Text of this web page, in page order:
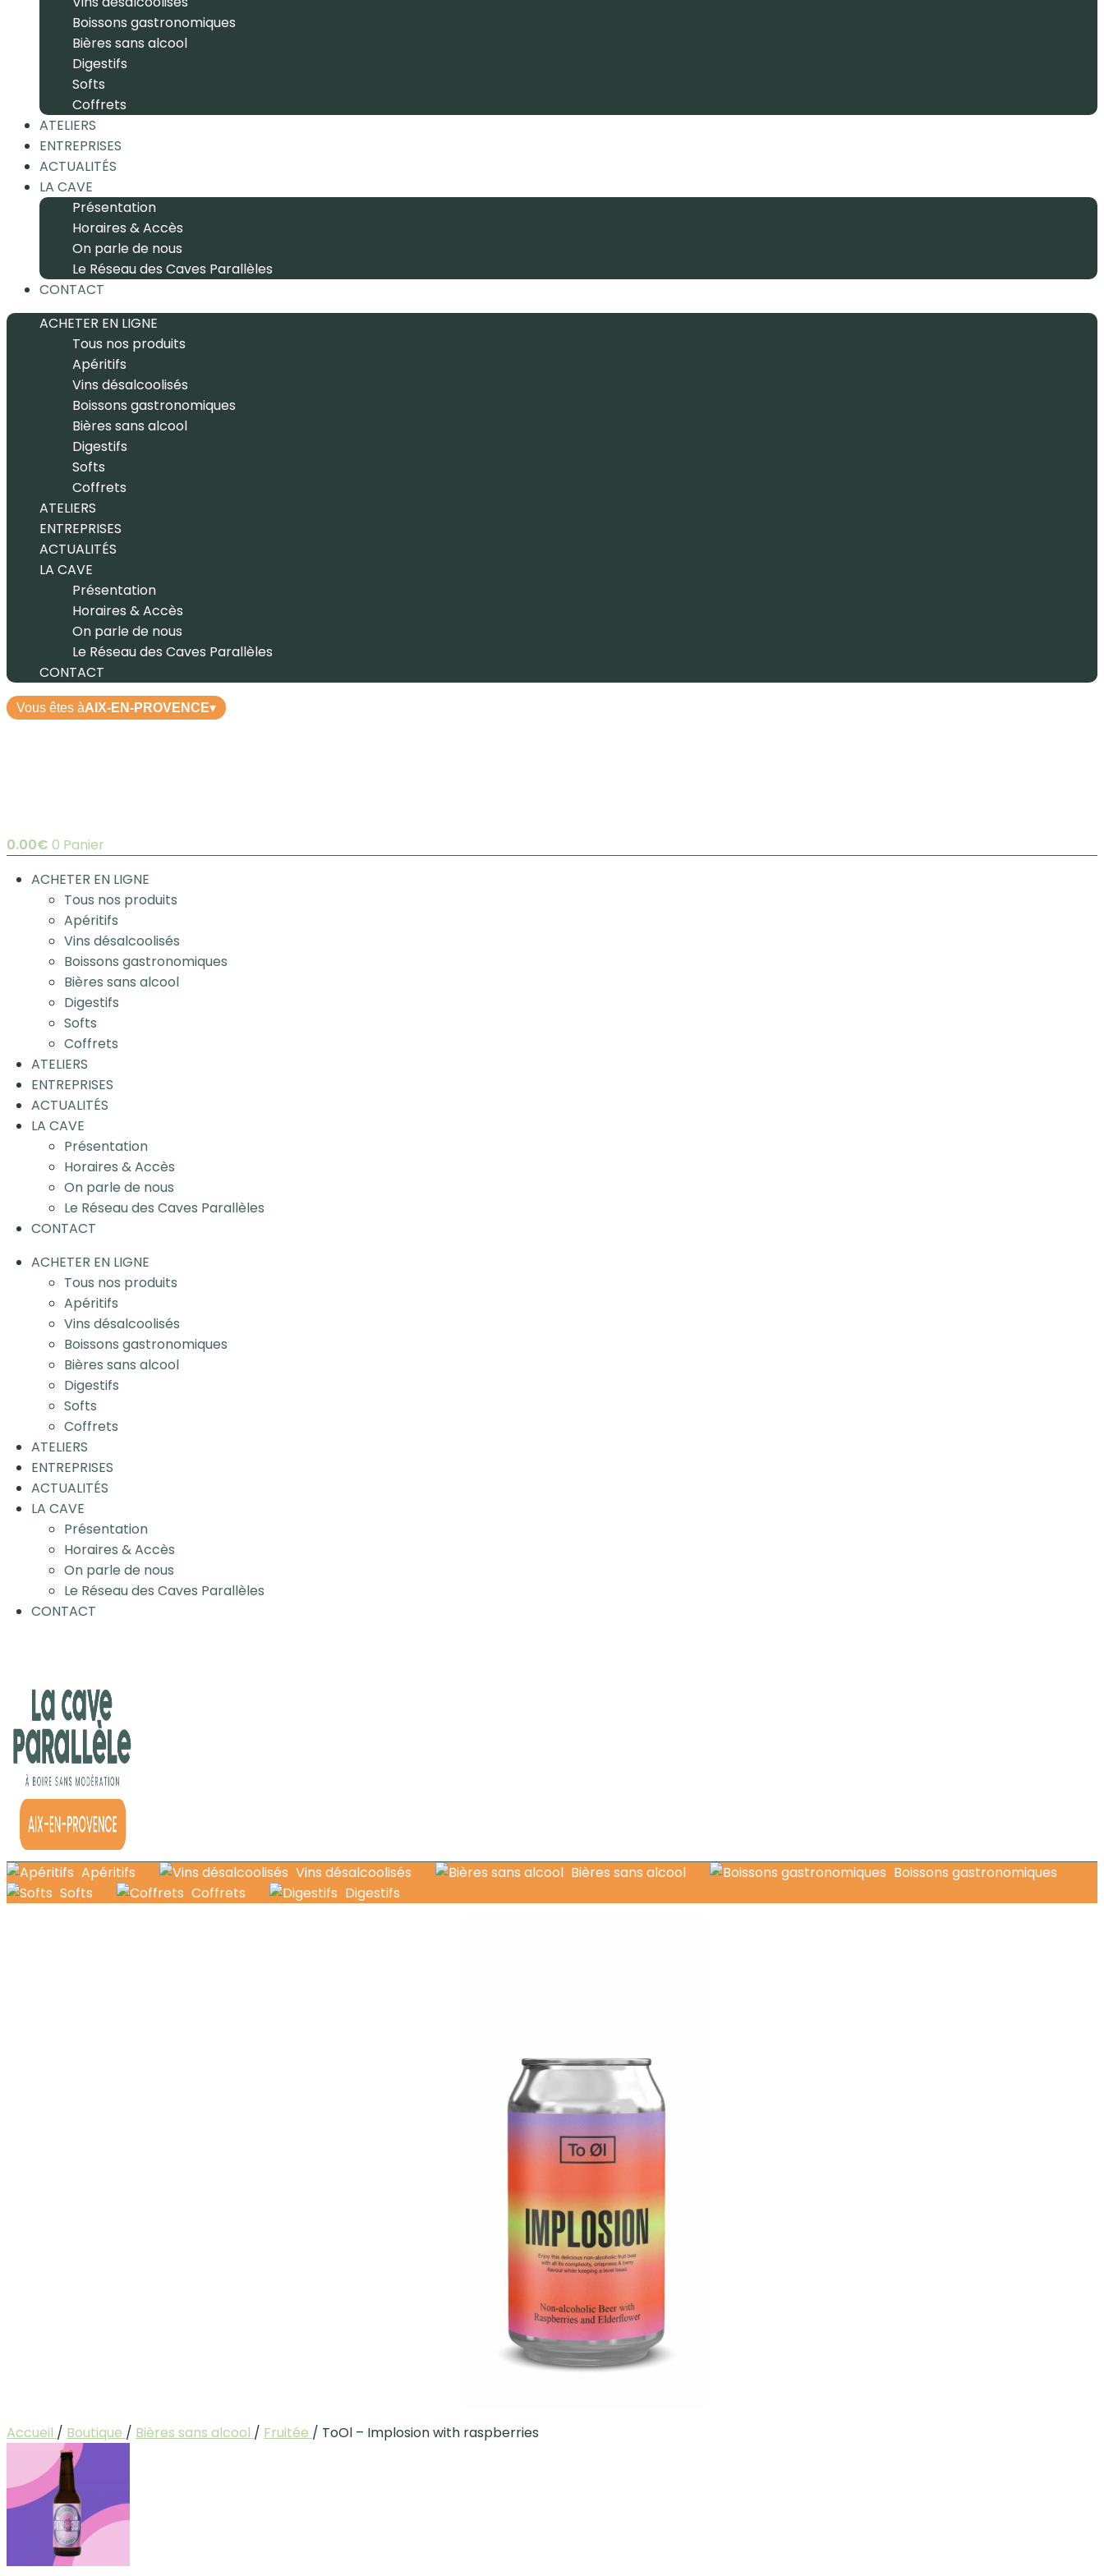
Boissons gastronomiques
Bières sans alcool
Digestifs
Softs
Coffrets
ATELIERS
ENTREPRISES
ACTUALITÉS
LA CAVE
Présentation
Horaires & Accès
On parle de nous
Le Réseau des Caves Parallèles
CONTACT
ACHETER EN LIGNE
Tous nos produits
Apéritifs
Vins désalcoolisés
Boissons gastronomiques
Bières sans alcool
Digestifs
Softs
Coffrets
ATELIERS
ENTREPRISES
ACTUALITÉS
LA CAVE
Présentation
Horaires & Accès
On parle de nous
Le Réseau des Caves Parallèles
CONTACT
Vous êtes àAIX-EN-PROVENCE▾
0.00€ 0 Panier
ACHETER EN LIGNE
Tous nos produits
Apéritifs
Vins désalcoolisés
Boissons gastronomiques
Bières sans alcool
Digestifs
Softs
Coffrets
ATELIERS
ENTREPRISES
ACTUALITÉS
LA CAVE
Présentation
Horaires & Accès
On parle de nous
Le Réseau des Caves Parallèles
CONTACT
ACHETER EN LIGNE
Tous nos produits
Apéritifs
Vins désalcoolisés
Boissons gastronomiques
Bières sans alcool
Digestifs
Softs
Coffrets
ATELIERS
ENTREPRISES
ACTUALITÉS
LA CAVE
Présentation
Horaires & Accès
On parle de nous
Le Réseau des Caves Parallèles
CONTACT
Apéritifs Vins désalcoolisés Bières sans alcool
Boissons gastronomiques
Softs
Coffrets Digestifs
Accueil / Boutique / Bières sans alcool / Fruitée / ToOl – Implosion with raspberries